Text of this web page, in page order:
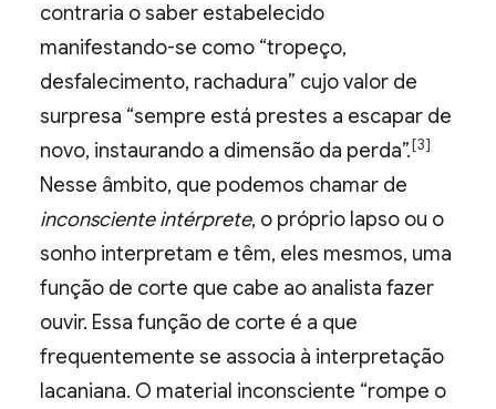
contraria o saber estabelecido
manifestando-se como “tropeço,
desfalecimento, rachadura” cujo valor de
surpresa “sempre está prestes a escapar de
novo, instaurando a dimensão da perda”.[3]
Nesse âmbito, que podemos chamar de
inconsciente intérprete, o próprio lapso ou o
sonho interpretam e têm, eles mesmos, uma
função de corte que cabe ao analista fazer
ouvir. Essa função de corte é a que
frequentemente se associa à interpretação
lacaniana. O material inconsciente “rompe o